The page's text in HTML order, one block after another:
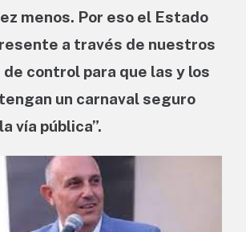
menos. Por eso el Estado
a través de nuestros
control para que las y los
un carnaval seguro
vía pública”.